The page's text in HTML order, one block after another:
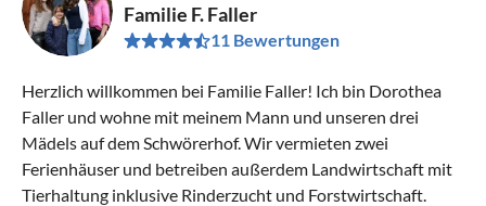
Familie F. Faller
11 Bewertungen
Herzlich willkommen bei Familie Faller! Ich bin Dorothea
Faller und wohne mit meinem Mann und unseren drei
Mädels auf dem Schwörerhof. Wir vermieten zwei
Ferienhäuser und betreiben außerdem Landwirtschaft mit
Tierhaltung inklusive Rinderzucht und Forstwirtschaft.